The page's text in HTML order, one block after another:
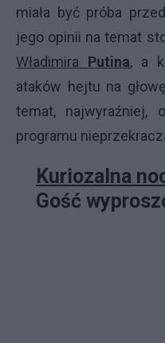
miała być próba
jego opinii na temat
Władimira Putina, a
ataków hejtu na głowę
temat, najwyraźniej,
programu
Kuriozalna
Gość